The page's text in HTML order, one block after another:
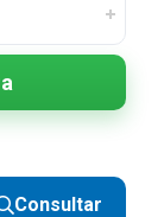
Consultar